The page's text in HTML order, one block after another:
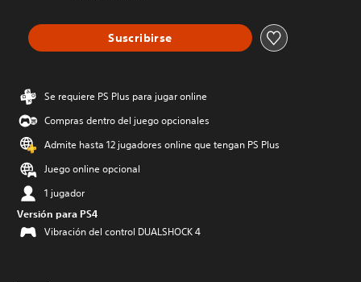
Suscribirse
Se requiere PS Plus para jugar online
Compras dentro del juego opcionales
Admite hasta 12 jugadores online que tengan PS Plus
Juego online opcional
1 jugador
Versión para PS4
Vibración del control DUALSHOCK 4